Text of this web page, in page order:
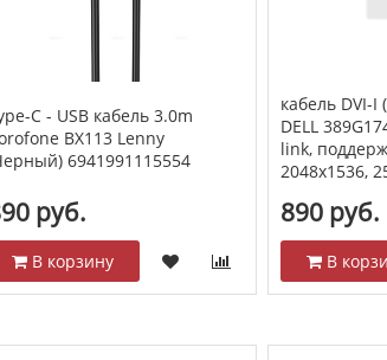
C - USB кабель 3.0m
BX113 Lenny
6941991115554
руб.
В корзину
кабель DVI-I
DELL
link,
2048x1536,
890 руб.
В